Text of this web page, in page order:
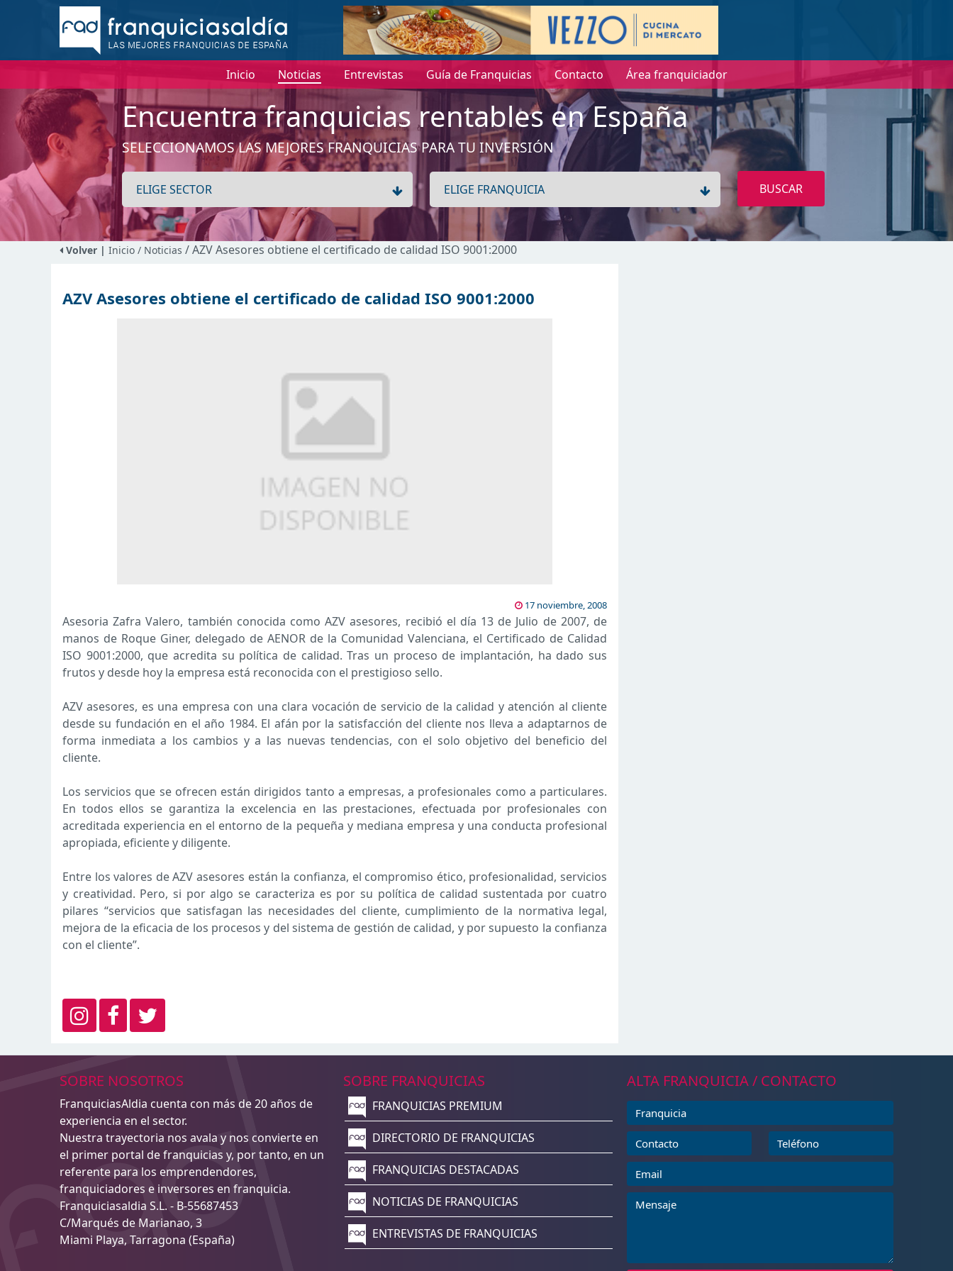
Inicio Noticias Entrevistas Guía de Franquicias Contacto Área franquiciador
Encuentra franquicias rentables en España
SELECCIONAMOS LAS MEJORES FRANQUICIAS PARA TU INVERSIÓN
BUSCAR
Volver | Inicio / Noticias / AZV Asesores obtiene el certificado de calidad ISO 9001:2000
AZV Asesores obtiene el certificado de calidad ISO 9001:2000
17 noviembre, 2008
Asesoria Zafra Valero, también conocida como AZV asesores, recibió el día 13 de Julio de 2007, de
manos de Roque Giner, delegado de AENOR de la Comunidad Valenciana, el Certificado de Calidad
ISO 9001:2000, que acredita su política de calidad. Tras un proceso de implantación, ha dado sus
frutos y desde hoy la empresa está reconocida con el prestigioso sello.
AZV asesores, es una empresa con una clara vocación de servicio de la calidad y atención al cliente
desde su fundación en el año 1984. El afán por la satisfacción del cliente nos lleva a adaptarnos de
forma inmediata a los cambios y a las nuevas tendencias, con el solo objetivo del beneficio del
cliente.
Los servicios que se ofrecen están dirigidos tanto a empresas, a profesionales como a particulares.
En todos ellos se garantiza la excelencia en las prestaciones, efectuada por profesionales con
acreditada experiencia en el entorno de la pequeña y mediana empresa y una conducta profesional
apropiada, eficiente y diligente.
Entre los valores de AZV asesores están la confianza, el compromiso ético, profesionalidad, servicios
y creatividad. Pero, si por algo se caracteriza es por su política de calidad sustentada por cuatro
pilares “servicios que satisfagan las necesidades del cliente, cumplimiento de la normativa legal,
mejora de la eficacia de los procesos y del sistema de gestión de calidad, y por supuesto la confianza
con el cliente”.
SOBRE NOSOTROS
FranquiciasAldia cuenta con más de 20 años de
experiencia en el sector.
Nuestra trayectoria nos avala y nos convierte en
el primer portal de franquicias y, por tanto, en un
referente para los emprendendores,
franquiciadores e inversores en franquicia.
Franquiciasaldia S.L. - B-55687453
C/Marqués de Marianao, 3
Miami Playa, Tarragona (España)
SOBRE FRANQUICIAS
FRANQUICIAS PREMIUM
DIRECTORIO DE FRANQUICIAS
FRANQUICIAS DESTACADAS
NOTICIAS DE FRANQUICIAS
ENTREVISTAS DE FRANQUICIAS
ALTA FRANQUICIA / CONTACTO